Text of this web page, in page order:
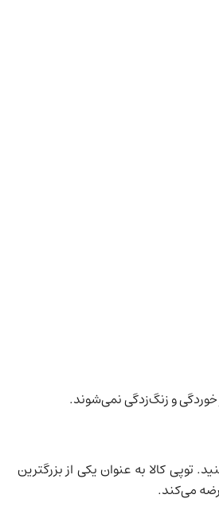
خوردگی و زنگ‌زدگی نمی‌شوند.
توپی کالا به عنوان یکی از بزرگترین
می‌کند.